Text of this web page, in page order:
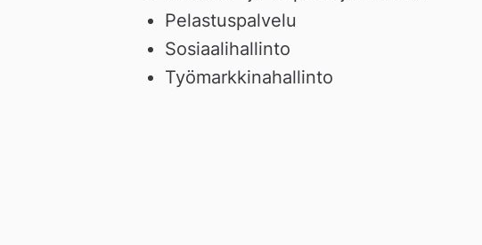
Pelastuspalvelu
Sosiaalihallinto
Työmarkkinahallinto